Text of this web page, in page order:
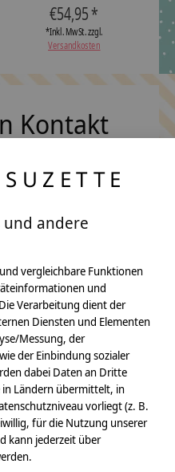
€54,95 *
*Inkl. MwSt. zzgl.
Versandkosten
Kontakt
es nicht
und andere
vergleichbare Funktionen
und
Verarbeitung dient der
Diensten und Elementen
Messung, der
der Einbindung sozialer
dabei Daten an Dritte
Ländern übermittelt, in
vorliegt (z. B.
für die Nutzung unserer
kann jederzeit über